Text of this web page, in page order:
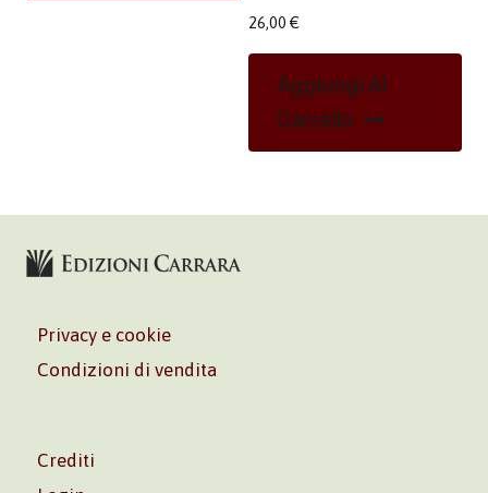
26,00 €
Aggiungi Al
Carrello
Privacy e cookie
Condizioni di vendita
Crediti